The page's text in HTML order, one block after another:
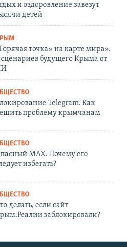
и оздоровление завезут
детей
точка» на карте мира».
сценариев будущего Крыма от
Telegram. Как
проблему крымчанам
MAX. Почему его
избегать?
делать, если сайт
заблокировали?